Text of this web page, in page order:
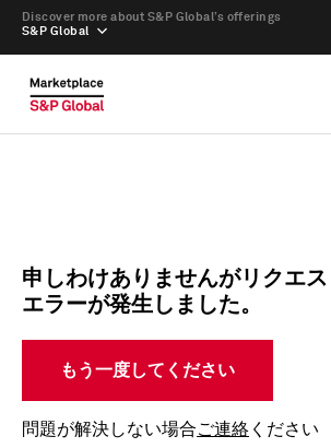
S&P Global
Discover more about S&P Global’s offerings
申しわけありませんがリクエ
エラーが発生しました。
もう一度してください
問題が解決しない場合ご連絡 ください